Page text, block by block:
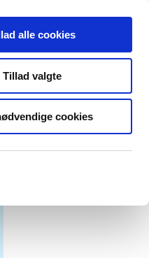
alle cookies
Tillad valgte
cookies